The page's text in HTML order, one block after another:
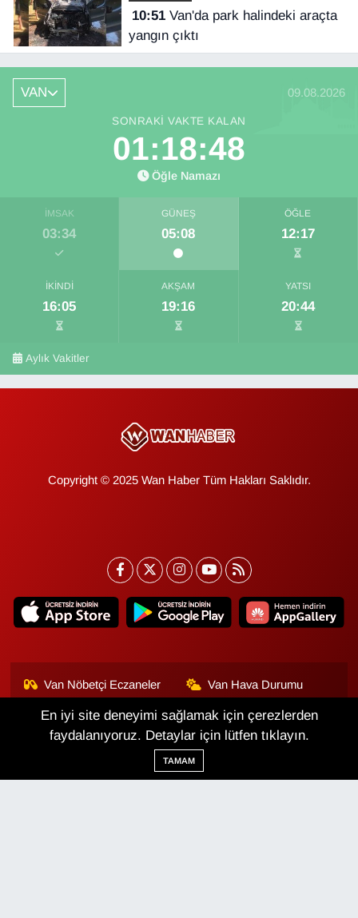
10:51Van'da park halindeki araçta
yangın çıktı
VAN 09.08.2026
SONRAKI VAKTE KALAN
01:18:47
Öğle Namazı
İMSAK
03:34
GÜNEŞ
05:08
ÖĞLE
12:17
İKINDI
16:05
AKŞAM
19:16
YATSI
20:44
Aylık Vakitler
Copyright © 2025 Wan Haber Tüm Hakları Saklıdır.
Van Nöbetçi Eczaneler Van Hava Durumu
Van Namaz Vakitleri
Van Trafik Yoğunluk
Haritası
Puan Durumu ve Fikstür
En iyi site deneyimi sağlamak için çerezlerden
faydalanıyoruz. Detaylar için lütfen tıklayın.
TAMAM